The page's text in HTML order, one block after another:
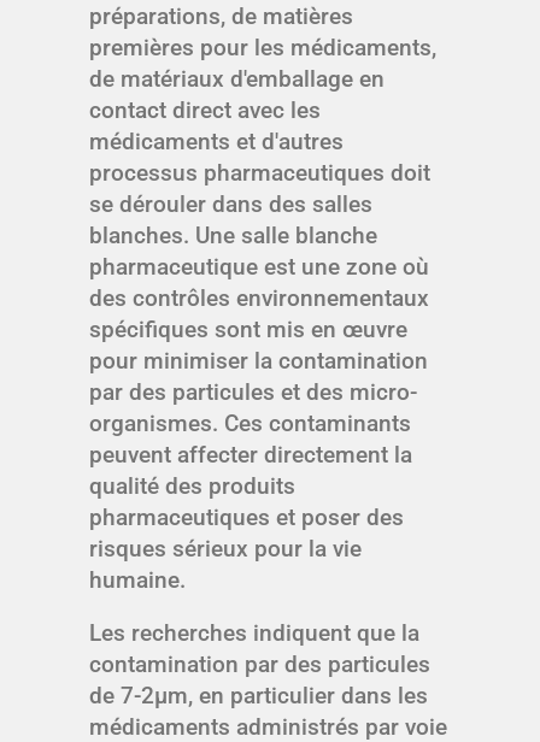
préparations, de matières
premières pour les médicaments,
de matériaux d'emballage en
contact direct avec les
médicaments et d'autres
processus pharmaceutiques doit
se dérouler dans des salles
blanches. Une salle blanche
pharmaceutique est une zone où
des contrôles environnementaux
spécifiques sont mis en œuvre
pour minimiser la contamination
par des particules et des micro-
organismes. Ces contaminants
peuvent affecter directement la
qualité des produits
pharmaceutiques et poser des
risques sérieux pour la vie
humaine.
Les recherches indiquent que la
contamination par des particules
de 7-2μm, en particulier dans les
médicaments administrés par voie